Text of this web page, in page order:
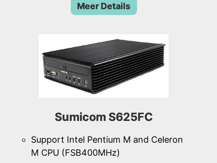
Meer Details
Sumicom S625FC
Support Intel Pentium M and Celeron
M CPU (FSB400MHz)